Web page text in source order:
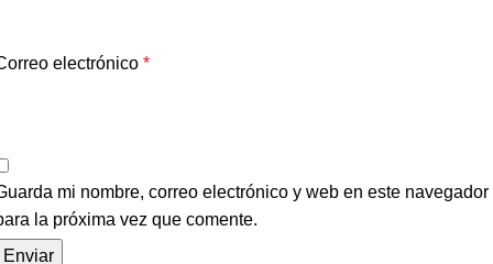
electrónico *
mi nombre, correo electrónico y web en este navegador
la próxima vez que comente.